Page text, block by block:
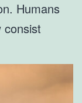
Humans
consist